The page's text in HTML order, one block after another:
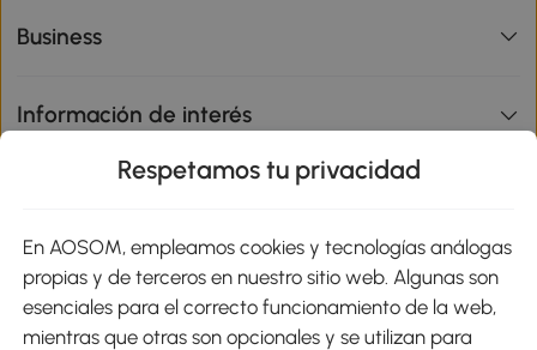
Business
Información de interés
Métodos de Pago
Respetamos tu privacidad
En AOSOM, empleamos cookies y tecnologías análogas
propias y de terceros en nuestro sitio web. Algunas son
esenciales para el correcto funcionamiento de la web,
mientras que otras son opcionales y se utilizan para